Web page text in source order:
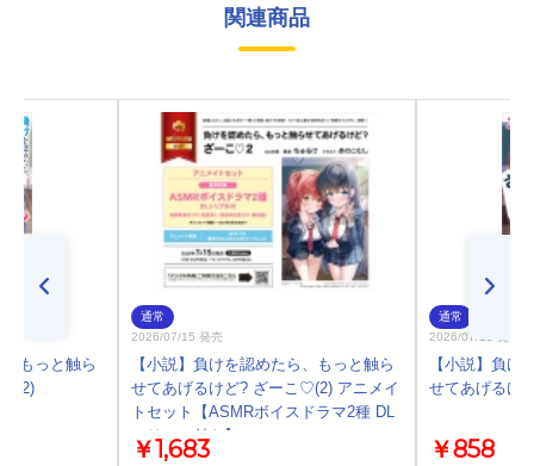
関連商品
もっと触ら
♡(2)
通常
2026/07/15 発売
【小説】負けを認めたら、もっと触ら
せてあげるけど? ざーこ♡(2) アニメイ
トセット【ASMRボイスドラマ2種 DL
シリアル付き】
￥1,683
通常
2026/07/15 発売
【小説】負け
せてあげるけ
￥858